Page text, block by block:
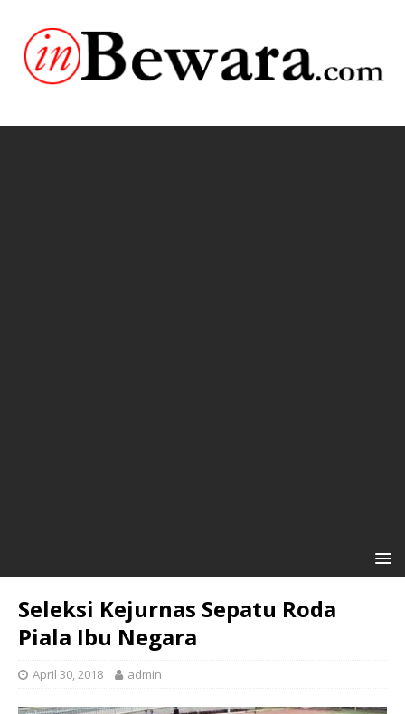
Seleksi Kejurnas Sepatu Roda
Piala Ibu Negara
April 30, 2018 admin